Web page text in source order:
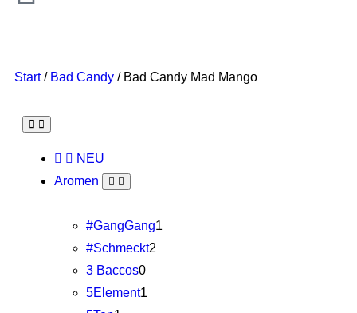
Start/ Bad Candy / Bad Candy Mad Mango
NEU
Aromen
#GangGang1
#Schmeckt2
3 Baccos0
5Element1